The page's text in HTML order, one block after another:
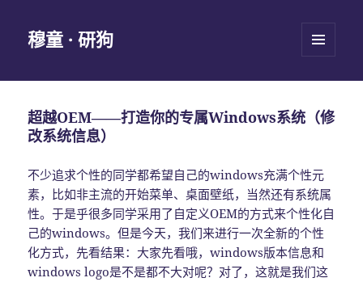
穆童 · 研狗
挂件
超越OEM——打造你的专属Windows系统（修
改系统信息）
不少追求个性的同学都希望自己的windows充满个性元
素，比如非主流的开始菜单、桌面壁纸，当然还有系统属
性。于是乎很多同学采用了自定义OEM的方式来个性化自
己的windows。但是今天，我们来进行一次全新的个性
化方式，先看结果：大家先看哦，windows版本信息和
windows logo是不是都不大对呢？对了，这就是我们这